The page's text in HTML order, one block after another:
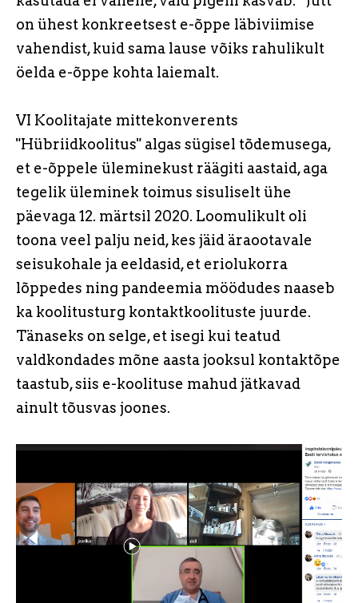
on ühest konkreetsest e-õppe läbiviimise
vahendist, kuid sama lause võiks rahulikult
öelda e-õppe kohta laiemalt.
VI Koolitajate mittekonverents
"Hübriidkoolitus" algas sügisel tõdemusega,
et e-õppele üleminekust räägiti aastaid, aga
tegelik üleminek toimus sisuliselt ühe
päevaga 12. märtsil 2020. Loomulikult oli
toona veel palju neid, kes jäid äraootavale
seisukohale ja eeldasid, et eriolukorra
lõppedes ning pandeemia möödudes naaseb
ka koolitusturg kontaktkoolituste juurde.
Tänaseks on selge, et isegi kui teatud
valdkondades mõne aasta jooksul kontaktõpe
taastub, siis e-koolituse mahud jätkavad
ainult tõusvas joones.